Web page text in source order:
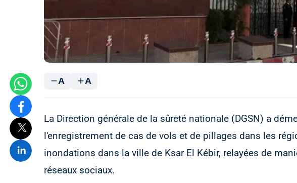
A A
La Direction générale de la sûreté nationale (DGSN) a
l'enregistrement de cas de vols et de pillages dans les
inondations dans la ville de Ksar El Kébir, relayées de
réseaux sociaux.